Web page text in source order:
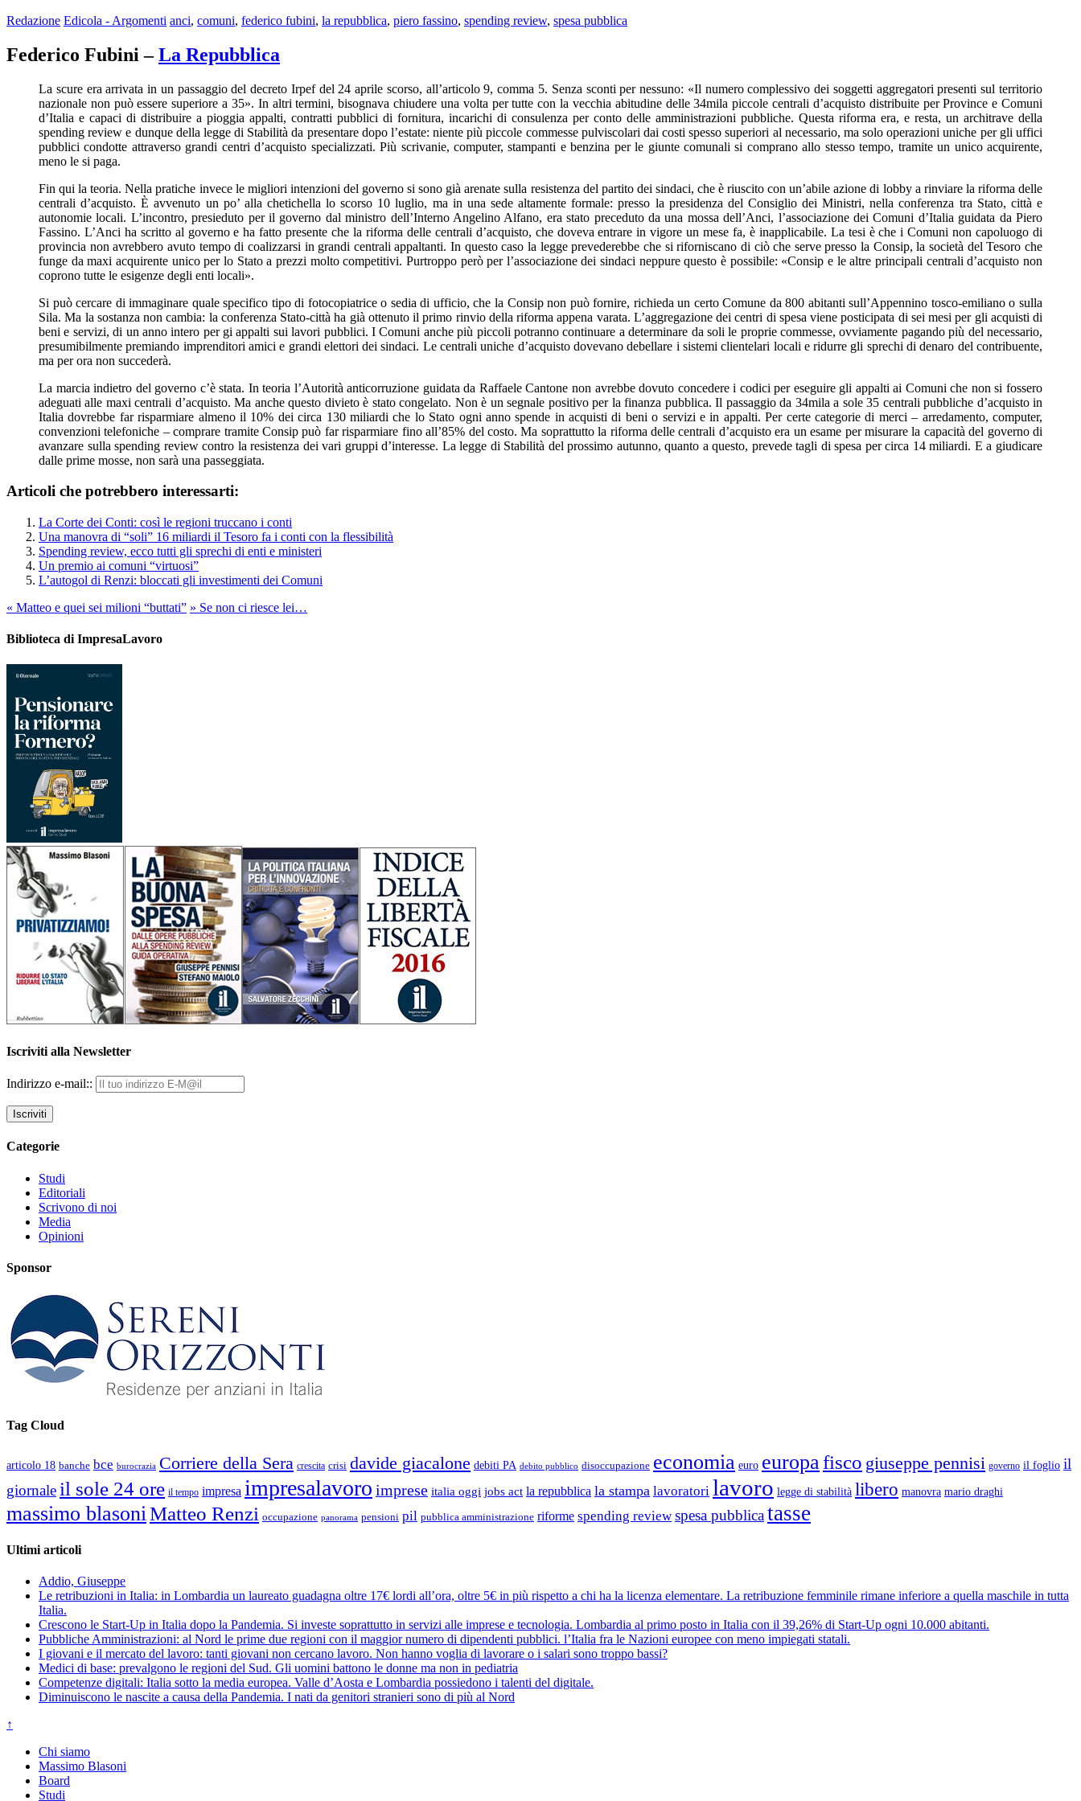
Redazione Edicola - Argomenti anci, comuni, federico fubini, la repubblica, piero fassino, spending review, spesa pubblica
Federico Fubini –La Repubblica
La scure era arrivata in un passaggio del decreto Irpef del 24 aprile scorso, all’articolo 9, comma 5. Senza sconti per nessuno: «Il numero complessivo dei soggetti aggregatori presenti sul territorio
nazionale non può essere superiore a 35». In altri termini, bisognava chiudere una volta per tutte con la vecchia abitudine delle 34mila piccole centrali d’acquisto distribuite per Province e Comuni
d’Italia e capaci di distribuire a pioggia appalti, contratti pubblici di fornitura, incarichi di consulenza per conto delle amministrazioni pubbliche. Questa riforma era, e resta, un architrave della
spending review e dunque della legge di Stabilità da presentare dopo l’estate: niente più piccole commesse pulviscolari dai costi spesso superiori al necessario, ma solo operazioni uniche per gli uffici
pubblici condotte attraverso grandi centri d’acquisto specializzati. Più scrivanie, computer, stampanti e benzina per le giunte comunali si comprano allo stesso tempo, tramite un unico acquirente,
meno le si paga.
Fin qui la teoria. Nella pratiche invece le migliori intenzioni del governo si sono già arenate sulla resistenza del partito dei sindaci, che è riuscito con un’abile azione di lobby a rinviare la riforma delle
centrali d’acquisto. È avvenuto un po’ alla chetichella lo scorso 10 luglio, ma in una sede altamente formale: presso la presidenza del Consiglio dei Ministri, nella conferenza tra Stato, città e
autonomie locali. L’incontro, presieduto per il governo dal ministro dell’Interno Angelino Alfano, era stato preceduto da una mossa dell’Anci, l’associazione dei Comuni d’Italia guidata da Piero
Fassino. L’Anci ha scritto al governo e ha fatto presente che la riforma delle centrali d’acquisto, che doveva entrare in vigore un mese fa, è inapplicabile. La tesi è che i Comuni non capoluogo di
provincia non avrebbero avuto tempo di coalizzarsi in grandi centrali appaltanti. In questo caso la legge prevederebbe che si riforniscano di ciò che serve presso la Consip, la società del Tesoro che
funge da maxi acquirente unico per lo Stato a prezzi molto competitivi. Purtroppo però per l’associazione dei sindaci neppure questo è possibile: «Consip e le altre principali centrali d’acquisto non
coprono tutte le esigenze degli enti locali».
Si può cercare di immaginare quale specifico tipo di fotocopiatrice o sedia di ufficio, che la Consip non può fornire, richieda un certo Comune da 800 abitanti sull’Appennino tosco-emiliano o sulla
Sila. Ma la sostanza non cambia: la conferenza Stato-città ha già ottenuto il primo rinvio della riforma appena varata. L’aggregazione dei centri di spesa viene posticipata di sei mesi per gli acquisti di
beni e servizi, di un anno intero per gi appalti sui lavori pubblici. I Comuni anche più piccoli potranno continuare a determinare da soli le proprie commesse, ovviamente pagando più del necessario,
presumibilmente premiando imprenditori amici e grandi elettori dei sindaci. Le centrali uniche d’acquisto dovevano debellare i sistemi clientelari locali e ridurre gli sprechi di denaro del contribuente,
ma per ora non succederà.
La marcia indietro del governo c’è stata. In teoria l’Autorità anticorruzione guidata da Raffaele Cantone non avrebbe dovuto concedere i codici per eseguire gli appalti ai Comuni che non si fossero
adeguati alle maxi centrali d’acquisto. Ma anche questo divieto è stato congelato. Non è un segnale positivo per la finanza pubblica. Il passaggio da 34mila a sole 35 centrali pubbliche d’acquisto in
Italia dovrebbe far risparmiare almeno il 10% dei circa 130 miliardi che lo Stato ogni anno spende in acquisti di beni o servizi e in appalti. Per certe categorie di merci – arredamento, computer,
convenzioni telefoniche – comprare tramite Consip può far risparmiare fino all’85% del costo. Ma soprattutto la riforma delle centrali d’acquisto era un esame per misurare la capacità del governo di
avanzare sulla spending review contro la resistenza dei vari gruppi d’interesse. La legge di Stabilità del prossimo autunno, quanto a questo, prevede tagli di spesa per circa 14 miliardi. E a giudicare
dalle prime mosse, non sarà una passeggiata.
Articoli che potrebbero interessarti:
La Corte dei Conti: così le regioni truccano i conti
Una manovra di “soli” 16 miliardi il Tesoro fa i conti con la flessibilità
Spending review, ecco tutti gli sprechi di enti e ministeri
Un premio ai comuni “virtuosi”
L’autogol di Renzi: bloccati gli investimenti dei Comuni
« Matteo e quei sei milioni “buttati” » Se non ci riesce lei…
Biblioteca di ImpresaLavoro
Iscriviti alla Newsletter
Indirizzo e-mail::
Categorie
Studi
Editoriali
Scrivono di noi
Media
Opinioni
Sponsor
Tag Cloud
articolo 18 banche bce burocrazia Corriere della Sera crescita crisi davide giacalone debiti PA debito pubblico disoccupazione economia euro europa fisco giuseppe pennisi governo il foglio il
giornale il sole 24 ore il tempo impresa impresalavoro imprese italia oggi jobs act la repubblica la stampa lavoratori lavoro legge di stabilità libero manovra mario draghi
massimo blasoni Matteo Renzi occupazione panorama pensioni pil pubblica amministrazione riforme spending review spesa pubblicatasse
Ultimi articoli
Addio, Giuseppe
Le retribuzioni in Italia: in Lombardia un laureato guadagna oltre 17€ lordi all’ora, oltre 5€ in più rispetto a chi ha la licenza elementare. La retribuzione femminile rimane inferiore a quella maschile in tutta
Italia.
Crescono le Start-Up in Italia dopo la Pandemia. Si investe soprattutto in servizi alle imprese e tecnologia. Lombardia al primo posto in Italia con il 39,26% di Start-Up ogni 10.000 abitanti.
Pubbliche Amministrazioni: al Nord le prime due regioni con il maggior numero di dipendenti pubblici. l’Italia fra le Nazioni europee con meno impiegati statali.
I giovani e il mercato del lavoro: tanti giovani non cercano lavoro. Non hanno voglia di lavorare o i salari sono troppo bassi?
Medici di base: prevalgono le regioni del Sud. Gli uomini battono le donne ma non in pediatria
Competenze digitali: Italia sotto la media europea. Valle d’Aosta e Lombardia possiedono i talenti del digitale.
Diminuiscono le nascite a causa della Pandemia. I nati da genitori stranieri sono di più al Nord
↑
Chi siamo
Massimo Blasoni
Board
Studi